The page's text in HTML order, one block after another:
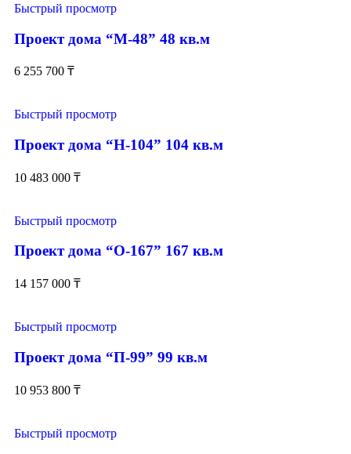
Быстрый просмотр
Проект дома “М-48” 48 кв.м
6 255 700 ₸
Быстрый просмотр
Проект дома “Н-104” 104 кв.м
10 483 000 ₸
Быстрый просмотр
Проект дома “О-167” 167 кв.м
14 157 000 ₸
Быстрый просмотр
Проект дома “П-99” 99 кв.м
10 953 800 ₸
Быстрый просмотр